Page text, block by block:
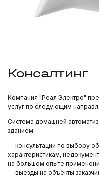
Консалтинг
Компания "Реал Электро"
услуг по следующим
Система домашней
зданием:
— консультации по выбору
характеристикам,
на большом опыте
— выезды на объекты